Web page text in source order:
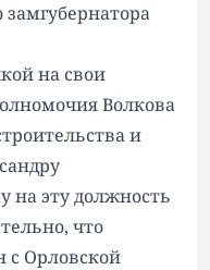
на свои
Волкова
и
на эту должность
что
с Орловской